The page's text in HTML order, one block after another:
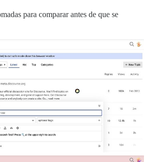
para comparar antes de que se